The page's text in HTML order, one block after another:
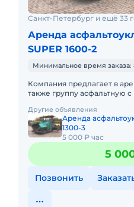
Санкт-Петербург и ещё 33
Аренда
SUPER 1600-2
Минимальное время заказа:
Компания предлагает в
также группу асфальтную
безналичный расче
Другие объявления
Аренда
1300-3
5 000 ₽ час
5
Позвонить